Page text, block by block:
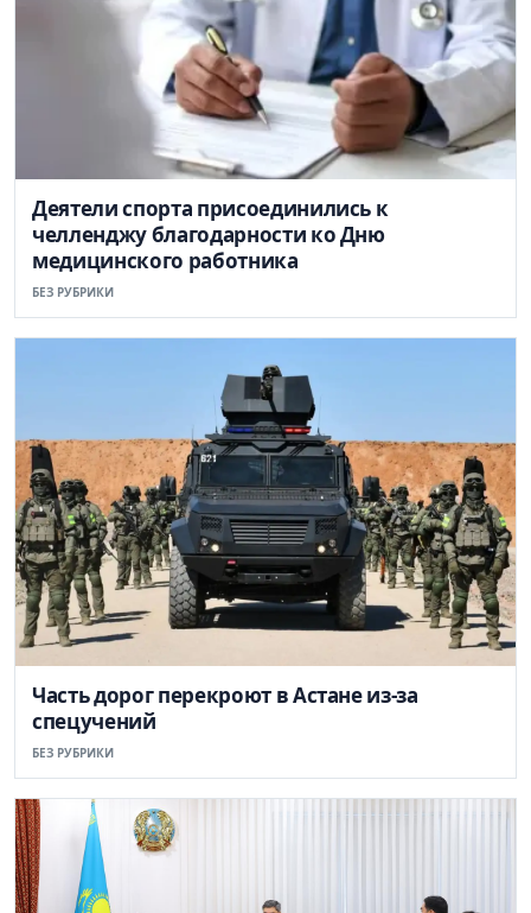
Деятели спорта присоединились к
челленджу благодарности ко Дню
медицинского работника
БЕЗ РУБРИКИ
Часть дорог перекроют в Астане из-за
спецучений
БЕЗ РУБРИКИ